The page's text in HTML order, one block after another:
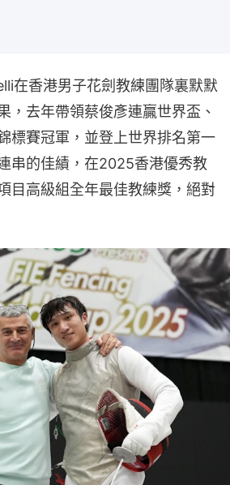
在香港男子花劍教練團隊裏默默
，去年帶領蔡俊彥連贏世界盃、
標賽冠軍，並登上世界排名第一
串的佳績，在2025香港優秀教
目高級組全年最佳教練獎，絕對